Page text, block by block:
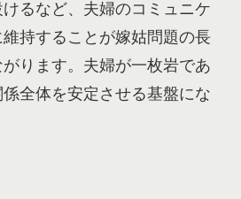
るなど、夫婦のコミュニケ
持することが嫁姑問題の長
ります。夫婦が一枚岩であ
全体を安定させる基盤にな